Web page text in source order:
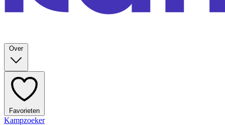
Over
Favorieten
Kampzoeker